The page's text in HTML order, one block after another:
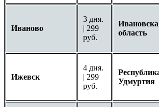
Иваново
3 дня.
| 299
руб.
область
Ижевск
4 дня.
| 299
руб.
Удмуртия